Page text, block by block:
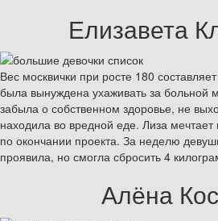
Елизавета
Вес москвички при росте 180
была вынуждена ухаживать за больной
забыла о собственном здоровье, не
находила во вредной еде. Лиза мечтает
по окончании проекта. За неделю
проявила, но смогла сбросить 4
Алёна